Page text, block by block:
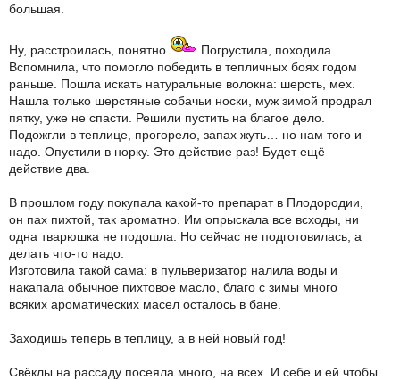
большая.
Ну, расстроилась, понятно
Погрустила, походила.
Вспомнила, что помогло победить в тепличных боях годом
раньше. Пошла искать натуральные волокна: шерсть, мех.
Нашла только шерстяные собачьи носки, муж зимой продрал
пятку, уже не спасти. Решили пустить на благое дело.
Подожгли в теплице, прогорело, запах жуть… но нам того и
надо. Опустили в норку. Это действие раз! Будет ещё
действие два.
В прошлом году покупала какой-то препарат в Плодородии,
он пах пихтой, так ароматно. Им опрыскала все всходы, ни
одна тварюшка не подошла. Но сейчас не подготовилась, а
делать что-то надо.
Изготовила такой сама: в пульверизатор налила воды и
накапала обычное пихтовое масло, благо с зимы много
всяких ароматических масел осталось в бане.
Заходишь теперь в теплицу, а в ней новый год!
Свёклы на рассаду посеяла много, на всех. И себе и ей чтобы